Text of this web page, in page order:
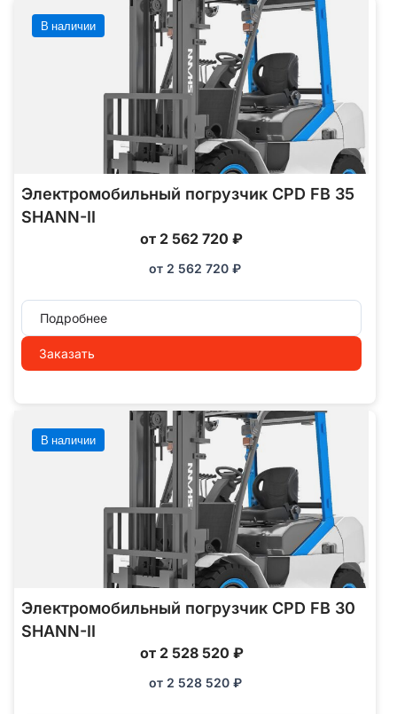
В наличии
Электромобильный погрузчик CPD FB 35
SHANN-II
от 2 562 720 ₽
от 2 562 720 ₽
Подробнее
Заказать
В наличии
Электромобильный погрузчик CPD FB 30
SHANN-II
от 2 528 520 ₽
от 2 528 520 ₽